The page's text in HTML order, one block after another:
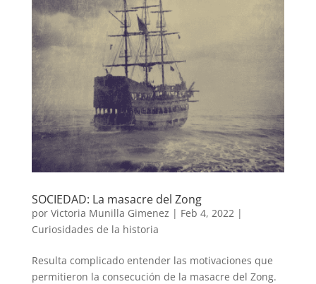
SOCIEDAD: La masacre del Zong
por Victoria Munilla Gimenez | Feb 4, 2022 |
Curiosidades de la historia
Resulta complicado entender las motivaciones que
permitieron la consecución de la masacre del Zong.